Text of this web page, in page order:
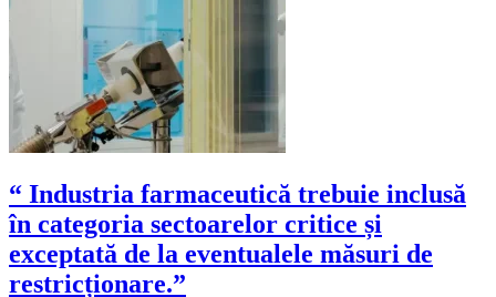
“ Industria farmaceutică trebuie inclusă
în categoria sectoarelor critice și
exceptată de la eventualele măsuri de
restricționare.”